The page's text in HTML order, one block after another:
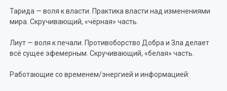
Тарида — воля к власти. Практика власти над изменениями
мира. Скручивающий, «чёрная» часть.
Лиут — воля к печали. Противоборство Добра и Зла делает
всё сущее эфемерным. Скручивающий, «белая» часть.
Работающие со временем/энергией и информацией: